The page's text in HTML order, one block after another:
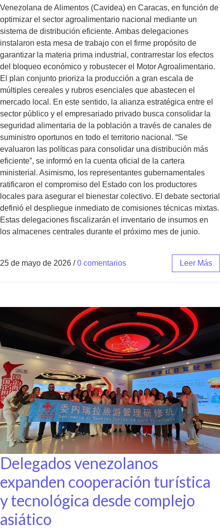
Venezolana de Alimentos (Cavidea) en Caracas, en función de
optimizar el sector agroalimentario nacional mediante un
sistema de distribución eficiente. Ambas delegaciones
instalaron esta mesa de trabajo con el firme propósito de
garantizar la materia prima industrial, contrarrestar los efectos
del bloqueo económico y robustecer el Motor Agroalimentario.
El plan conjunto prioriza la producción a gran escala de
múltiples cereales y rubros esenciales que abastecen el
mercado local. En este sentido, la alianza estratégica entre el
sector público y el empresariado privado busca consolidar la
seguridad alimentaria de la población a través de canales de
suministro oportunos en todo el territorio nacional. “Se
evaluaron las políticas para consolidar una distribución más
eficiente”, se informó en la cuenta oficial de la cartera
ministerial. Asimismo, los representantes gubernamentales
ratificaron el compromiso del Estado con los productores
locales para asegurar el bienestar colectivo. El debate sectorial
definió el despliegue inmediato de comisiones técnicas mixtas.
Estas delegaciones fiscalizarán el inventario de insumos en
los almacenes centrales durante el próximo mes de junio.
25 de mayo de 2026 / 0 comentarios Leer Más
Delegados venezolanos
expanden cooperación turística
y tecnológica desde complejo
asiático